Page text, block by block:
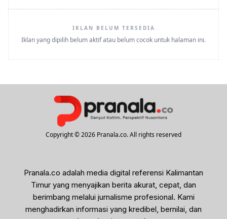
IKLAN BELUM TERSEDIA
Iklan yang dipilih belum aktif atau belum cocok untuk halaman ini.
Copyright © 2026 Pranala.co. All rights reserved
Pranala.co adalah media digital referensi Kalimantan
Timur yang menyajikan berita akurat, cepat, dan
berimbang melalui jurnalisme profesional. Kami
menghadirkan informasi yang kredibel, bernilai, dan